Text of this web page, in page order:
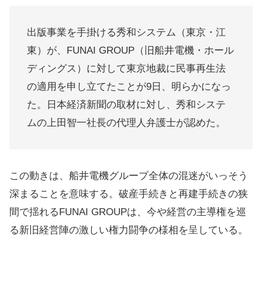
出版事業を手掛ける秀和システム（東京・江
東）が、FUNAI GROUP（旧船井電機・ホール
ディングス）に対して東京地裁に民事再生法
の適用を申し立てたことが9日、明らかになっ
た。日本経済新聞の取材に対し、秀和システ
ムの上田智一社長の代理人弁護士が認めた。
この動きは、船井電機グループ全体の混迷がいっそう
深まることを意味する。破産手続きと再建手続きの狭
間で揺れるFUNAI GROUPは、今や経営の主導権を巡
る新旧経営陣の激しい権力闘争の様相を呈している。